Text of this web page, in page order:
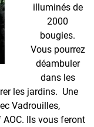
illuminés de
2000
bougies.
Vous pourrez
déambuler
dans les
les jardins. Une
Vadrouilles,
Ils vous feront